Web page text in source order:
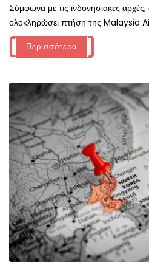
Σύμφωνα με τις ινδονησιακές αρχές,
ολοκληρώσει πτήση της Malaysia
Περισσότερα